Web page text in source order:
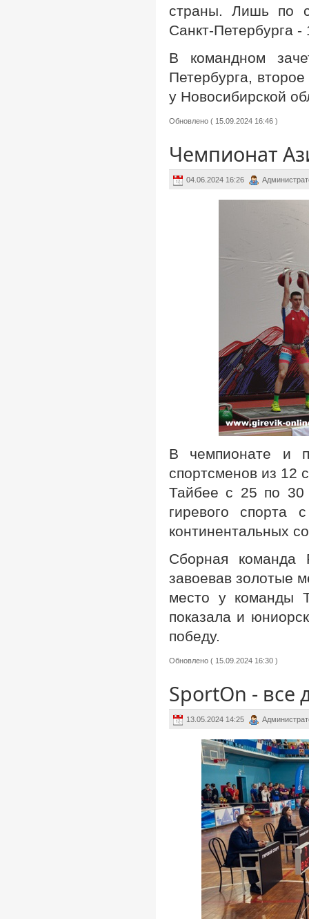
страны. Лишь по
Санкт-Петербурга
В командном
Петербурга,
у Новосибирской
Обновлено ( 15.09.2024 16:46 )
Чемпионат
04.06.2024 16:26
В чемпионате и
спортсменов из 12
Тайбее с 25 по 30
гиревого спорта
континентальных
Сборная команда
завоевав золотые
место у команды
показала и
победу.
Обновлено ( 15.09.2024 16:30 )
SportOn - все
13.05.2024 14:25